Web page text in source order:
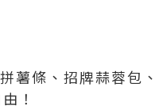
薯條、招牌蒜蓉包、
！